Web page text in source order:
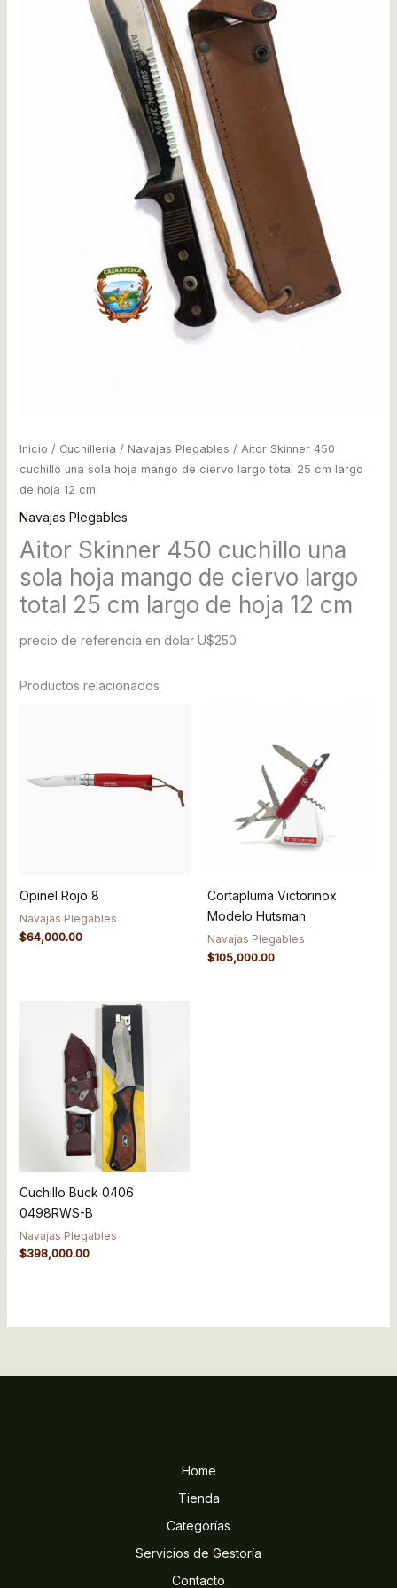
Inicio / Cuchilleria / Navajas Plegables / Aitor Skinner 450
cuchillo una sola hoja mango de ciervo largo total 25 cm largo
de hoja 12 cm
Navajas Plegables
Aitor Skinner 450 cuchillo una
sola hoja mango de ciervo largo
total 25 cm largo de hoja 12 cm
precio de referencia en dolar U$250
Productos relacionados
Opinel Rojo 8
Navajas Plegables
$64,000.00
Cortapluma Victorinox
Modelo Hutsman
Navajas Plegables
$105,000.00
Cuchillo Buck 0406
0498RWS-B
Navajas Plegables
$398,000.00
Home
Tienda
Categorías
Servicios de Gestoría
Contacto